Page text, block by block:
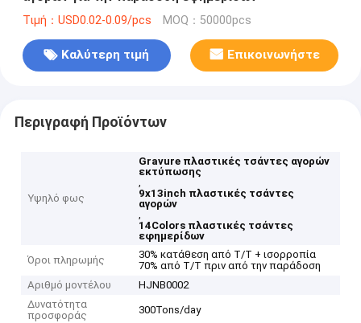
Τιμή：USD0.02-0.09/pcs MOQ：50000pcs
Καλύτερη τιμή Επικοινωνήστε
Περιγραφή Προϊόντων
Υψηλό φως
Gravure πλαστικές τσάντες αγορών
εκτύπωσης
,
9x13inch πλαστικές τσάντες
αγορών
,
14Colors πλαστικές τσάντες
εφημερίδων
Όροι πληρωμής
30% κατάθεση από T/T + ισορροπία
70% από T/T πριν από την παράδοση
Αριθμό μοντέλου
HJNB0002
Δυνατότητα
προσφοράς
300Tons/day